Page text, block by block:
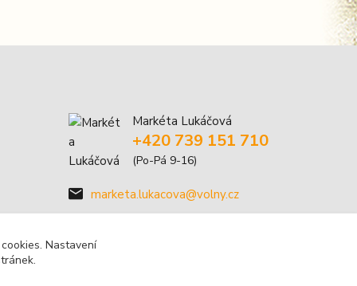
Markéta Lukáčová
+420 739 151 710
(Po-Pá 9-16)
marketa.lukacova@volny.cz
Nastavení